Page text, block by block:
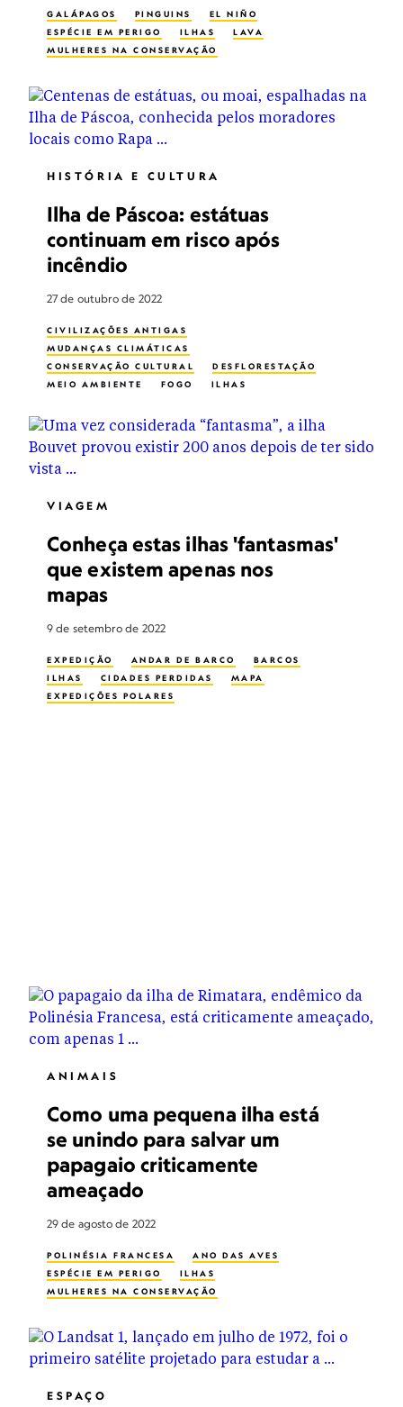
GALÁPAGOS PINGUINS
EL NIÑO
ESPÉCIE EM PERIGO
ILHAS
LAVA
MULHERES NA CONSERVAÇÃO
HISTÓRIA E CULTURA
Ilha de Páscoa: estátuas
continuam em risco após
incêndio
27 de outubro de 2022
CIVILIZAÇÕES ANTIGAS
MUDANÇAS CLIMÁTICAS
CONSERVAÇÃO CULTURAL
DESFLORESTAÇÃO
MEIO AMBIENTE
FOGO
ILHAS
VIAGEM
Conheça estas ilhas 'fantasmas'
que existem apenas nos
mapas
9 de setembro de 2022
EXPEDIÇÃO ANDAR DE BARCO
BARCOS
ILHAS
CIDADES PERDIDAS
MAPA
EXPEDIÇÕES POLARES
ANIMAIS
Como uma pequena ilha está
se unindo para salvar um
papagaio criticamente
ameaçado
29 de agosto de 2022
POLINÉSIA FRANCESA
ANO DAS AVES
ESPÉCIE EM PERIGO
ILHAS
MULHERES NA CONSERVAÇÃO
ESPAÇO